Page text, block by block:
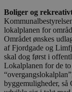
Boliger og
lokalplanen for
Området ønskes
af Fjordgade og
skal dog først i
Lokalplanen for de
byggemuligheder,